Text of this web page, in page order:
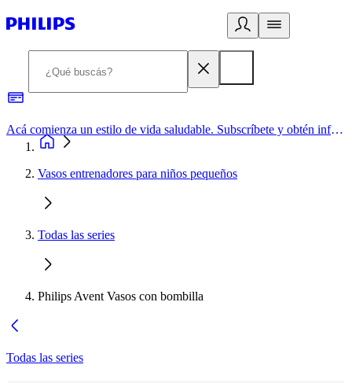
Acá comienza un estilo de vida saludable. Subscríbete y obtén información de primera mano
Vasos entrenadores para niños pequeños
Todas las series
Philips Avent Vasos con bombilla
Todas las series